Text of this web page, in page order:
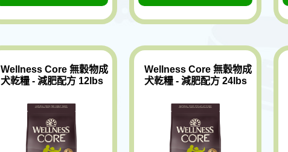
Wellness Core 無穀物成
犬乾糧 - 減肥配方 12lbs
Wellness Core 無穀物成
犬乾糧 - 減肥配方 24lbs